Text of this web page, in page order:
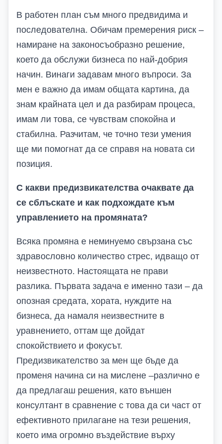
В работен план съм много предвидима и
последователна. Обичам премерения риск –
намиране на законосъобразно решение,
което да обслужи бизнеса по най-добрия
начин. Винаги задавам много въпроси. За
мен е важно да имам общата картина, да
знам крайната цел и да разбирам процеса,
имам ли това, се чувствам спокойна и
стабилна. Разчитам, че точно тези умения
ще ми помогнат да се справя на новата си
позиция.
С какви предизвикателства очаквате да
се сблъскате и как подхождате към
управлението на промяната?
Всяка промяна е неминуемо свързана със
здравословно количество стрес, идващо от
неизвестното. Настоящата не прави
разлика. Първата задача е именно тази – да
опозная средата, хората, нуждите на
бизнеса, да намаля неизвестните в
уравнението, оттам ще дойдат
спокойствието и фокусът.
Предизвикателство за мен ще бъде да
променя начина си на мислене –различно е
да предлагаш решения, като външен
консултант в сравнение с това да си част от
ефективното прилагане на тези решения,
което има огромно въздействие върху